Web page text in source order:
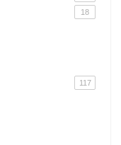
18
117